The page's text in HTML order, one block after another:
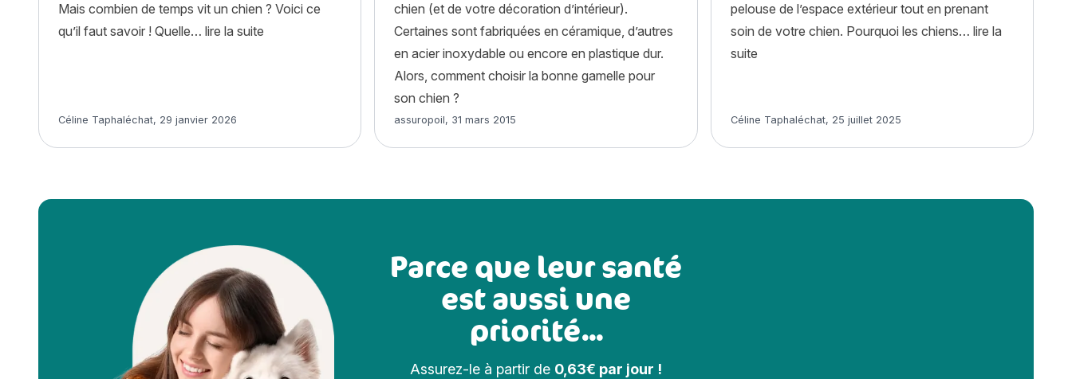
Mais combien de temps vit un chien ? Voici ce
qu’il faut savoir ! Quelle… lire la suite « Combien de temps vit un chien ? Tout savoir sur l’espérance de vie »
Article rédigé par
Céline Taphaléchat, 29 janvier 2026
chien (et de votre décoration d’intérieur).
Certaines sont fabriquées en céramique, d’autres
en acier inoxydable ou encore en plastique dur.
Alors, comment choisir la bonne gamelle pour
son chien ?
Article rédigé par
assuropoil, 31 mars 2015
pelouse de l’espace extérieur tout en prenant
soin de votre chien. Pourquoi les chiens… lire la
suite« Pourquoi mon chien creuse des trous dans le jardin ?
Article rédigé par
Céline Taphaléchat, 25 juillet 2025
Parce que leur santé
est aussi une
priorité...
Assurez-le à partir de 0,63€ par jour !